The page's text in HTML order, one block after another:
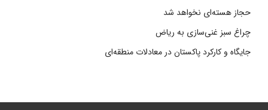
حجاز هسته‌ای نخواهد شد
چراغ سبز غنی‌سازی به ریاض
جایگاه و کارکرد پاکستان در معادلات منطقه‌ای